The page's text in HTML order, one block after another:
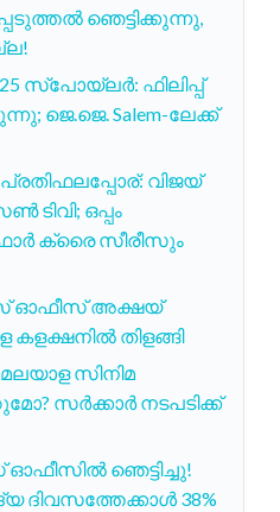
ഞെട്ടിക്കുന്നു,
25 സ്പോയ്ലര്‍: ഫിലിപ്പ്
ജെ.ജെ. Salem-ലേക്ക്
പ്രതിഫലപ്പോര്: വിജയ്
ടിവി; ഒപ്പം
ക്രൈ സീരീസും
ഓഫീസ് അക്ഷയ്
തിളങ്ങി
മലയാള സിനിമ
സർക്കാർ നടപടിക്ക്
ഓഫീസിൽ ഞെട്ടിച്ചു!
38%